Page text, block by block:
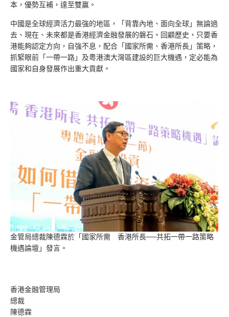
本，優勢互補，達至雙贏。
中國是全球經濟活力最強的地區，「背靠內地、面向全球」無論過
去、現在、未來都是香港經濟金融發展的磐石。回顧歷史，只要香
港能夠認定方向，自強不息，配合「國家所需、香港所長」策略，
抓緊眼前「一帶一路」及粵港澳大灣區建設的巨大機遇，定必能為
國家和自身發展作出重大貢獻。
金管局總裁陳德霖於「國家所需 香港所長──共拓一帶一路策略
機遇論壇」發言。
香港金融管理局
總裁
陳德霖